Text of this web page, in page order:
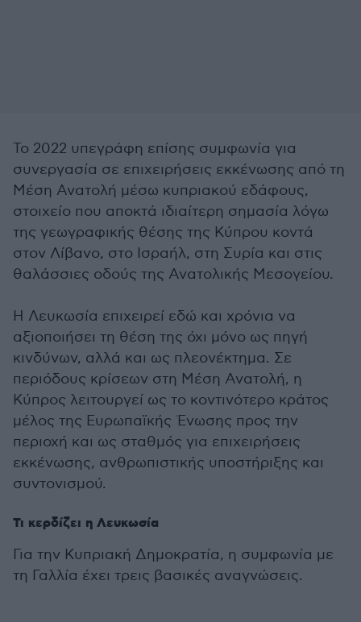
Το 2022 υπεγράφη επίσης συμφωνία για
συνεργασία σε επιχειρήσεις εκκένωσης από τη
Μέση Ανατολή μέσω κυπριακού εδάφους,
στοιχείο που αποκτά ιδιαίτερη σημασία λόγω
της γεωγραφικής θέσης της Κύπρου κοντά
στον Λίβανο, στο Ισραήλ, στη Συρία και στις
θαλάσσιες οδούς της Ανατολικής Μεσογείου.
Η Λευκωσία επιχειρεί εδώ και χρόνια να
αξιοποιήσει τη θέση της όχι μόνο ως πηγή
κινδύνων, αλλά και ως πλεονέκτημα. Σε
περιόδους κρίσεων στη Μέση Ανατολή, η
Κύπρος λειτουργεί ως το κοντινότερο κράτος
μέλος της Ευρωπαϊκής Ένωσης προς την
περιοχή και ως σταθμός για επιχειρήσεις
εκκένωσης, ανθρωπιστικής υποστήριξης και
συντονισμού.
Τι κερδίζει η Λευκωσία
Για την Κυπριακή Δημοκρατία, η συμφωνία με
τη Γαλλία έχει τρεις βασικές αναγνώσεις.